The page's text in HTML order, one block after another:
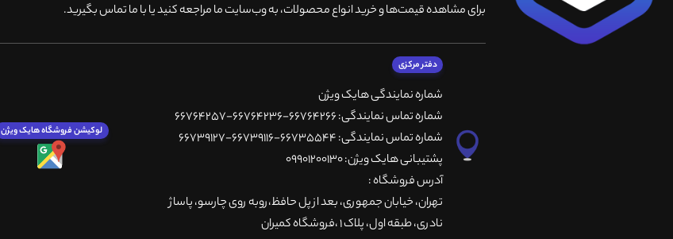
برای مشاهده قیمت‌ها و خرید انواع محصولات، به وب‌سایت ما مراجعه کنید یا با ما تماس بگیرید.
دفتر مرکزی
شماره نمایندگی هایک ویژن
شماره تماس نمایندگی: 66764266-66764236-66764257
شماره تماس نمایندگی: 66735544-66739116-66739127
پشتیبانی هایک ویژن: 09901200130
آدرس فروشگاه :
تهران، خيابان جمهوری، بعد از پل حافظ،روبه روی چارسو، پاساژ
نادری، طبقه اول، پلاک 1 ،فروشگاه کمیران
لوکیشن فروشگاه هایک ویژن